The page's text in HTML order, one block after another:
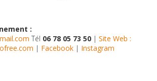
Personnel -
:
Tél 06 78 05 73 50 | Site Web :
| Facebook | Instagram